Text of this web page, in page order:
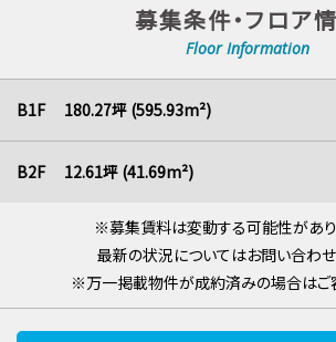
募集条件・フロア
Floor Information
B1F 180.27坪 (595.93m²)
B2F 12.61坪 (41.69m²)
※募集賃料は変動する可能性があり
最新の状況についてはお問い合わせ
※万一掲載物件が成約済みの場合はご